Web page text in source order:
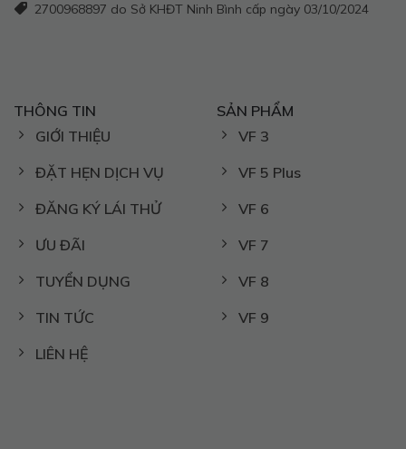
2700968897 do Sở KHĐT Ninh Bình cấp ngày 03/10/2024
THÔNG TIN
GIỚI THIỆU
ĐẶT HẸN DỊCH VỤ
ĐĂNG KÝ LÁI THỬ
ƯU ĐÃI
TUYỂN DỤNG
TIN TỨC
LIÊN HỆ
SẢN PHẨM
VF 3
VF 5 Plus
VF 6
VF 7
VF 8
VF 9